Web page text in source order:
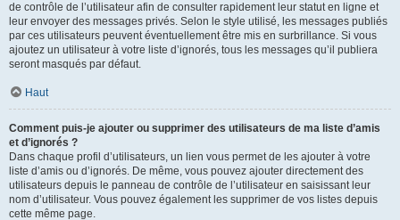
de contrôle de l’utilisateur afin de consulter rapidement leur statut en ligne et
leur envoyer des messages privés. Selon le style utilisé, les messages publiés
par ces utilisateurs peuvent éventuellement être mis en surbrillance. Si vous
ajoutez un utilisateur à votre liste d’ignorés, tous les messages qu’il publiera
seront masqués par défaut.
Haut
Comment puis-je ajouter ou supprimer des utilisateurs de ma liste d’amis
et d’ignorés ?
Dans chaque profil d’utilisateurs, un lien vous permet de les ajouter à votre
liste d’amis ou d’ignorés. De même, vous pouvez ajouter directement des
utilisateurs depuis le panneau de contrôle de l’utilisateur en saisissant leur
nom d’utilisateur. Vous pouvez également les supprimer de vos listes depuis
cette même page.